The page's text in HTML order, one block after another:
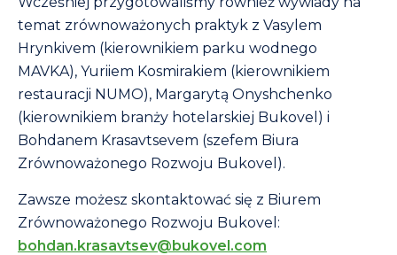
temat zrównoważonych praktyk z Vasylem
Hrynkivem (kierownikiem parku wodnego
MAVKA), Yuriiem Kosmirakiem (kierownikiem
restauracji NUMO), Margarytą Onyshchenko
(kierownikiem branży hotelarskiej Bukovel) i
Bohdanem Krasavtsevem (szefem Biura
Zrównoważonego Rozwoju Bukovel).
Zawsze możesz skontaktować się z Biurem
Zrównoważonego Rozwoju Bukovel:
bohdan.krasavtsev@bukovel.com